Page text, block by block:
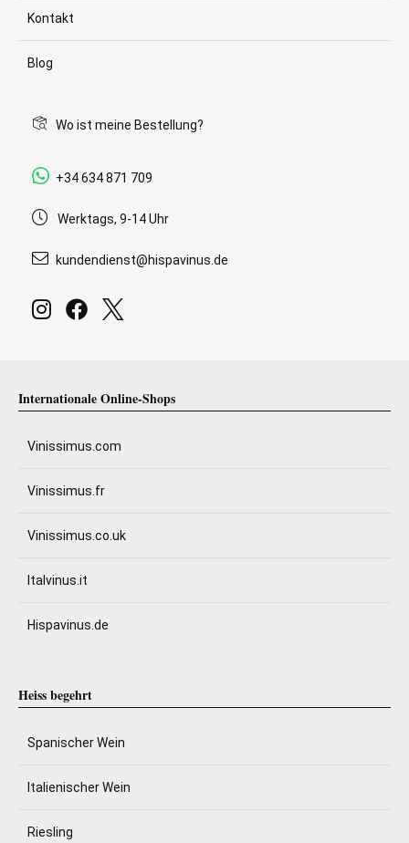
Kontakt
Blog
Wo ist meine Bestellung?
+34 634 871 709
Werktags, 9-14 Uhr
kundendienst@hispavinus.de
Internationale Online-Shops
Vinissimus.com
Vinissimus.fr
Vinissimus.co.uk
Italvinus.it
Hispavinus.de
Heiss begehrt
Spanischer Wein
Italienischer Wein
Riesling